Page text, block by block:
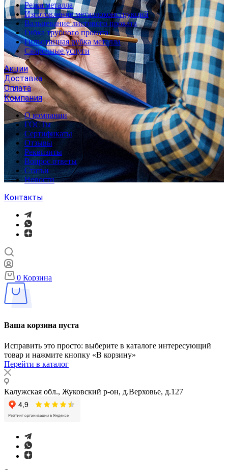
Резка металла
Изготовление металлоконструкций
Вальцевание листового проката
Гибка трубного проката
Гильотинная рубка металла
Сварочные услуги
Акции
Доставка
Оплата
Компания
О компании
ГОСТы
Сертификаты
Отзывы
Реквизиты
Вопрос ответы
Статьи
Новости
Контакты
0 Корзина
Ваша корзина пуста
Исправить это просто: выберите в каталоге интересующий
товар и нажмите кнопку «В корзину»
Перейти в каталог
Калужская обл., Жуковский р-он, д.Верховье, д.127